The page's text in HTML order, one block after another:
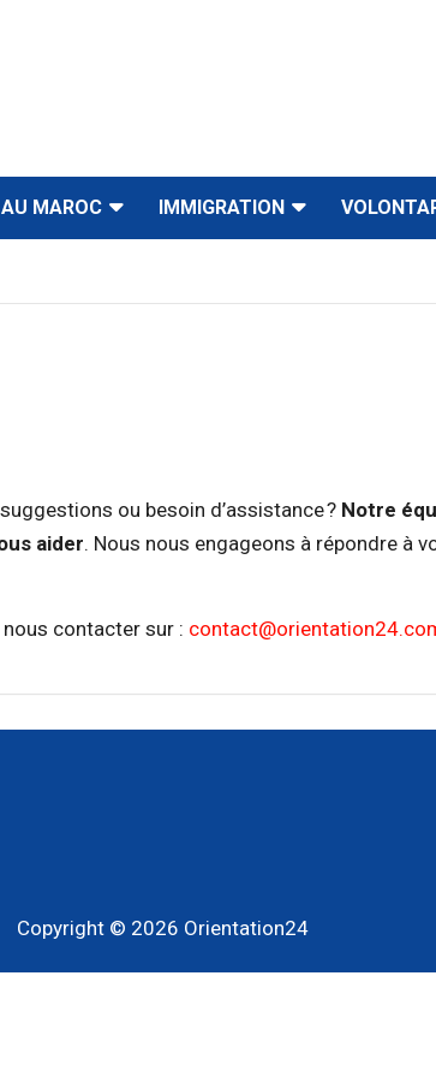
AU MAROC IMMIGRATION
ou besoin d’assistance ? Notre
aider. Nous nous engageons à répondre à
contacter sur :
Copyright © 2026 Orientation24